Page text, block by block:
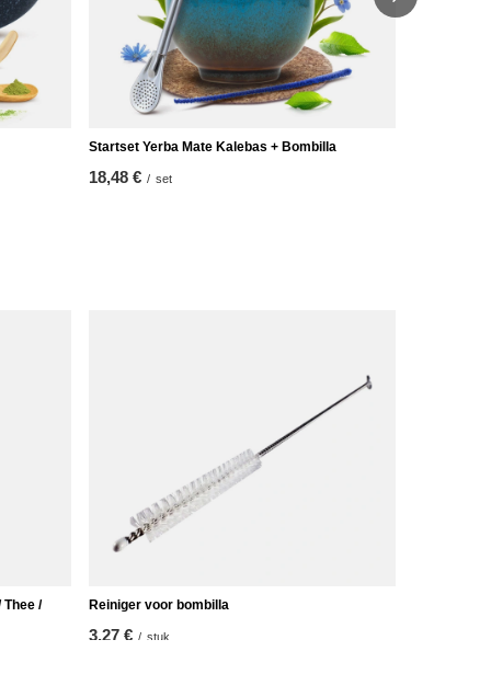
Startset Yerba Mate Kalebas + Bombilla
18,48 € / set
Thee /
Reiniger voor bombilla
3,27 € / stuk